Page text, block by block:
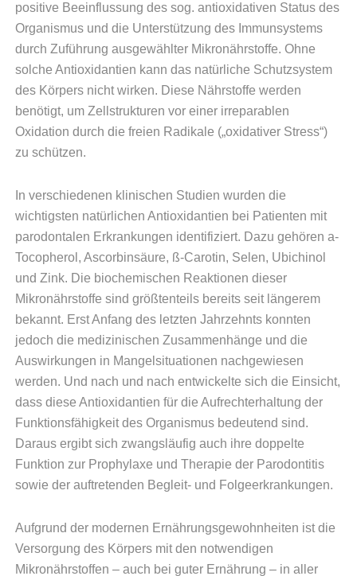
positive Beeinflussung des sog. antioxidativen Status des
Organismus und die Unterstützung des Immunsystems
durch Zuführung ausgewählter Mikronährstoffe. Ohne
solche Antioxidantien kann das natürliche Schutzsystem
des Körpers nicht wirken. Diese Nährstoffe werden
benötigt, um Zellstrukturen vor einer irreparablen
Oxidation durch die freien Radikale („oxidativer Stress“)
zu schützen.
In verschiedenen klinischen Studien wurden die
wichtigsten natürlichen Antioxidantien bei Patienten mit
parodontalen Erkrankungen identifiziert. Dazu gehören a-
Tocopherol, Ascorbinsäure, ß-Carotin, Selen, Ubichinol
und Zink. Die biochemischen Reaktionen dieser
Mikronährstoffe sind größtenteils bereits seit längerem
bekannt. Erst Anfang des letzten Jahrzehnts konnten
jedoch die medizinischen Zusammenhänge und die
Auswirkungen in Mangelsituationen nachgewiesen
werden. Und nach und nach entwickelte sich die Einsicht,
dass diese Antioxidantien für die Aufrechterhaltung der
Funktionsfähigkeit des Organismus bedeutend sind.
Daraus ergibt sich zwangsläufig auch ihre doppelte
Funktion zur Prophylaxe und Therapie der Parodontitis
sowie der auftretenden Begleit- und Folgeerkrankungen.
Aufgrund der modernen Ernährungsgewohnheiten ist die
Versorgung des Körpers mit den notwendigen
Mikronährstoffen – auch bei guter Ernährung – in aller